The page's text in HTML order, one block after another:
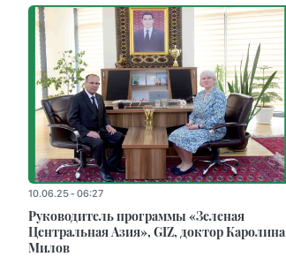
10.06.25 - 06:27
Руководитель программы «Зеленая
Центральная Азия», GIZ, доктор Каролина
Милов